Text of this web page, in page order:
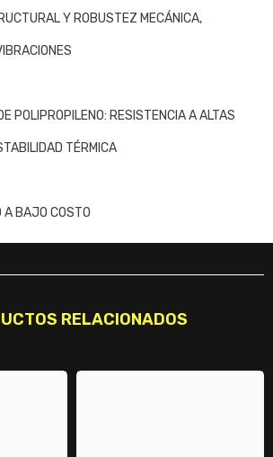
Y ROBUSTEZ MECÁNICA,
POLIPROPILENO: RESISTENCIA A ALTAS
TÉRMICA
A BAJO COSTO
RELACIONADOS